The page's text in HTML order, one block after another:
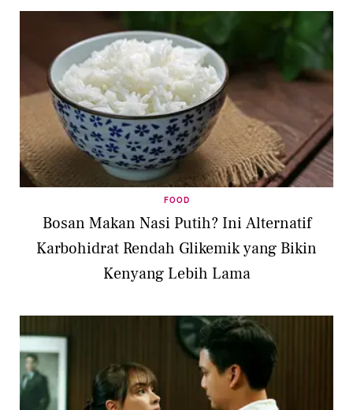
FOOD
Bosan Makan Nasi Putih? Ini Alternatif
Karbohidrat Rendah Glikemik yang Bikin
Kenyang Lebih Lama